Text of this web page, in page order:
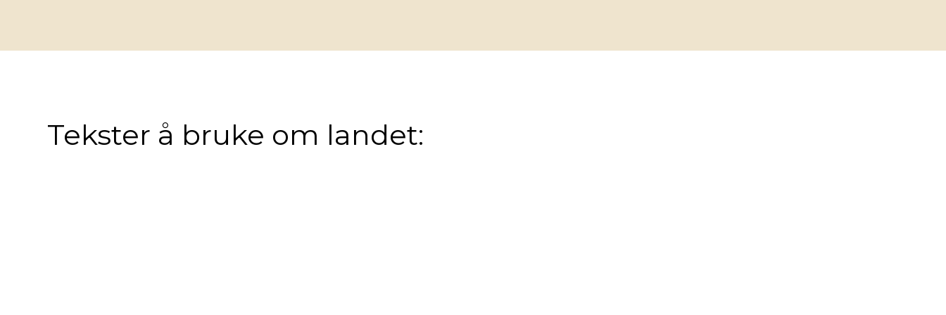
Tekster å bruke om landet: